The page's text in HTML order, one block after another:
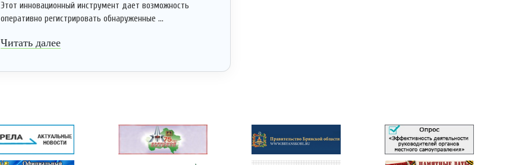
Этот инновационный инструмент дает возможность
оперативно регистрировать обнаруженные ...
Читать далее